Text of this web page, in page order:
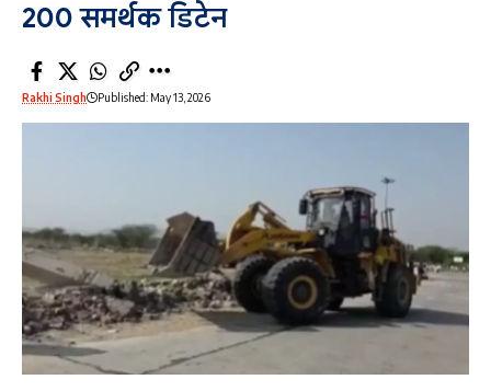
200 समर्थक डिटेन
Rakhi Singh Published: May 13, 2026